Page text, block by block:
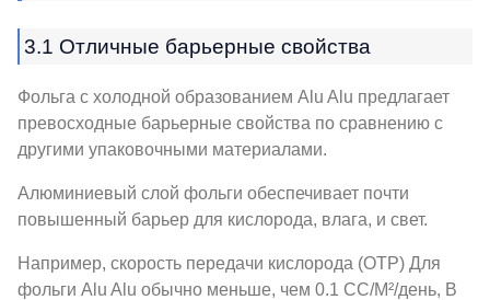
3.1 Отличные барьерные свойства
Фольга с холодной образованием Alu Alu предлагает
превосходные барьерные свойства по сравнению с
другими упаковочными материалами.
Алюминиевый слой фольги обеспечивает почти
повышенный барьер для кислорода, влага, и свет.
Например, скорость передачи кислорода (ОТР) Для
фольги Alu Alu обычно меньше, чем 0.1 CC/M²/день, В